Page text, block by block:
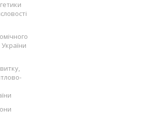
України